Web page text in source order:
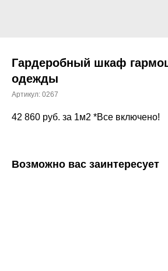
Гардеробный шкаф
одежды
Артикул: 0267
42 860 руб. за 1м2 *Все включено!
Возможно вас заинтересует